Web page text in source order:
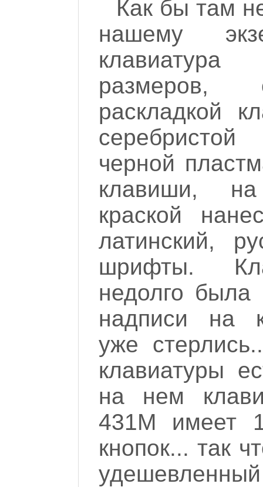
Как бы там
нашему
размеров,
раскладкой
черной
клавиши,
краской
латинский,
шрифты.
недолго была
надписи на
уже
клавиатуры
на нем
431M имеет
кнопок... так
удешевленный